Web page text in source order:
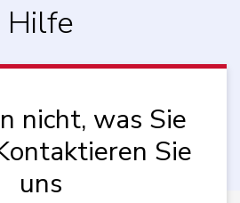
Hilfe
nicht, was Sie
Sie
uns